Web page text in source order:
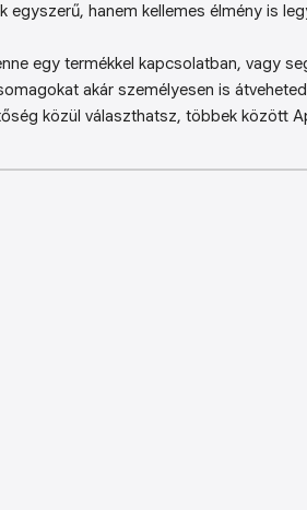
egyszerű, hanem kellemes élmény is
egy termékkel kapcsolatban, vagy
akár személyesen is
közül választhatsz, többek között